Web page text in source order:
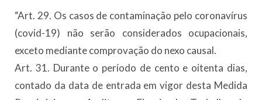
“Art. 29. Os casos de contaminação pelo coronavírus
(covid-19) não serão considerados ocupacionais,
exceto mediante comprovação do nexo causal.
Art. 31. Durante o período de cento e oitenta dias,
contado da data de entrada em vigor desta Medida